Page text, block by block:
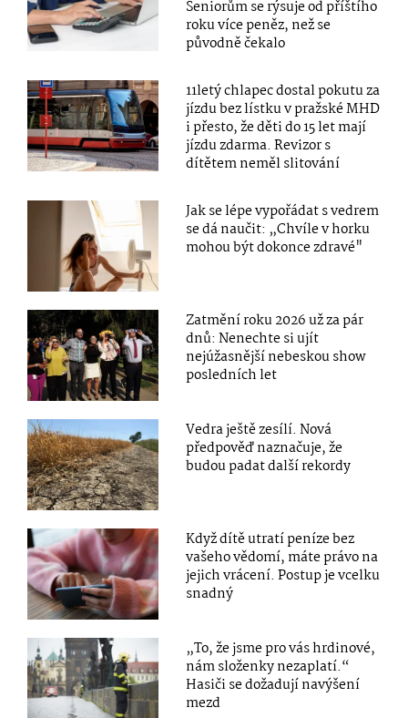
Seniorům se rýsuje od příštího
roku více peněz, než se
původně čekalo
11letý chlapec dostal pokutu za
jízdu bez lístku v pražské MHD
i přesto, že děti do 15 let mají
jízdu zdarma. Revizor s
dítětem neměl slitování
Jak se lépe vypořádat s vedrem
se dá naučit: „Chvíle v horku
mohou být dokonce zdravé"
Zatmění roku 2026 už za pár
dnů: Nenechte si ujít
nejúžasnější nebeskou show
posledních let
Vedra ještě zesílí. Nová
předpověď naznačuje, že
budou padat další rekordy
Když dítě utratí peníze bez
vašeho vědomí, máte právo na
jejich vrácení. Postup je vcelku
snadný
„To, že jsme pro vás hrdinové,
nám složenky nezaplatí.“
Hasiči se dožadují navýšení
mezd